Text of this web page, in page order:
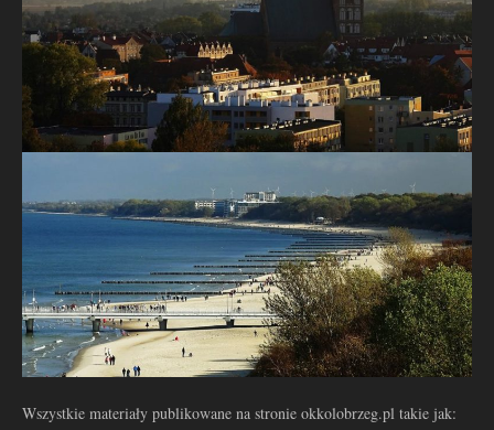
Wszystkie materiały publikowane na stronie okkolobrzeg.pl takie jak: